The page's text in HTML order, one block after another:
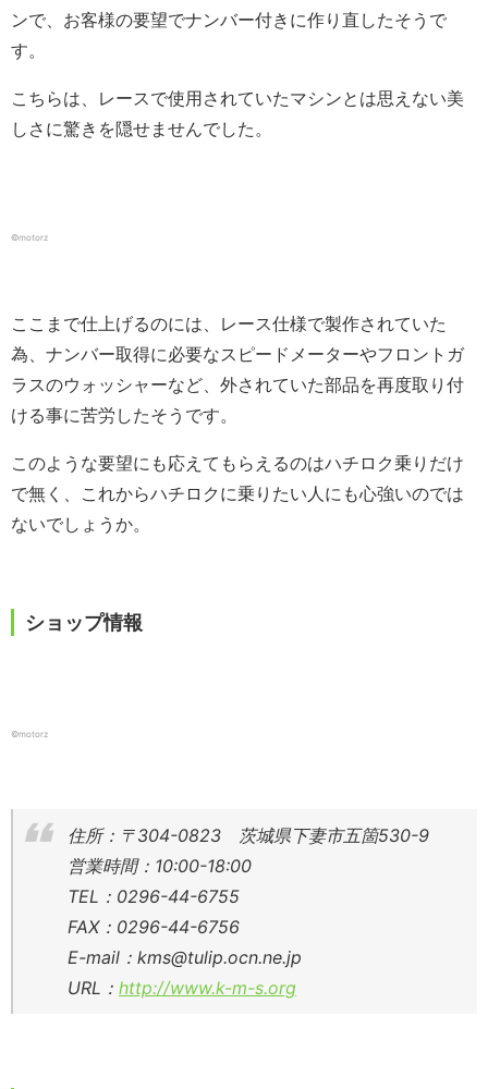
ンで、お客様の要望でナンバー付きに作り直したそうで
す。
こちらは、レースで使用されていたマシンとは思えない美
しさに驚きを隠せませんでした。
©motorz
ここまで仕上げるのには、レース仕様で製作されていた
為、ナンバー取得に必要なスピードメーターやフロントガ
ラスのウォッシャーなど、外されていた部品を再度取り付
ける事に苦労したそうです。
このような要望にも応えてもらえるのはハチロク乗りだけ
で無く、これからハチロクに乗りたい人にも心強いのでは
ないでしょうか。
ショップ情報
©motorz
住所：〒304-0823 茨城県下妻市五箇530-9
営業時間：10:00-18:00
TEL：0296-44-6755
FAX：0296-44-6756
E-mail：kms@tulip.ocn.ne.jp
URL： http://www.k-m-s.org